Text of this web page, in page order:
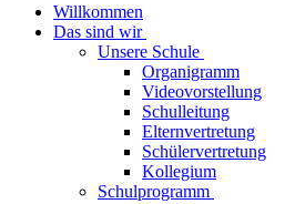
Willkommen
Das sind wir
Unsere Schule
Organigramm
Videovorstellung
Schulleitung
Elternvertretung
Schülervertretung
Kollegium
Schulprogramm